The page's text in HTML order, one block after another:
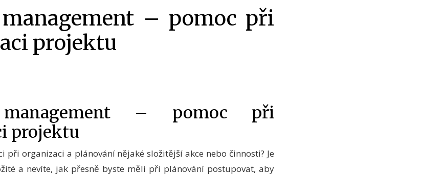
– pomoc při
projektu
– pomoc při
projektu
při organizaci a plánování nějaké složitější akce nebo činnosti? Je
a nevíte, jak přesně byste měli při plánování postupovat, aby